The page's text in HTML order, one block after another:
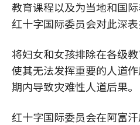
教育课程以及为当地和国
红十字国际委员会对此深表
将妇女和女孩排除在各级
使其无法发挥重要的人道
期内导致灾难性人道后果。
红十字国际委员会在阿富